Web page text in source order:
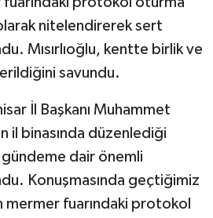
olarak nitelendirerek sert
Mısırlıoğlu, kentte birlik ve
savundu.
İl Başkanı Muhammet
il binasında düzenlediği
gündeme dair önemli
Konuşmasında geçtiğimiz
fuarındaki protokol